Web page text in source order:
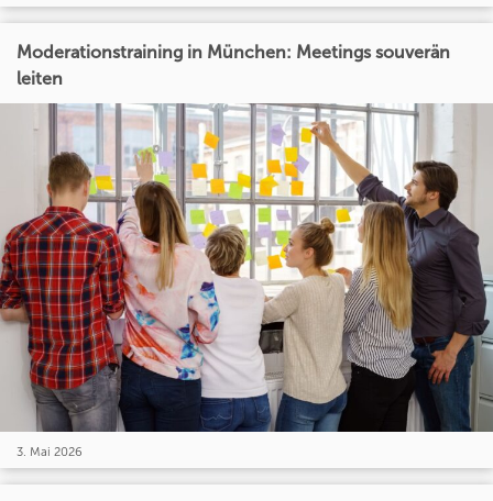
Moderationstraining in München: Meetings souverän
leiten
3. Mai 2026